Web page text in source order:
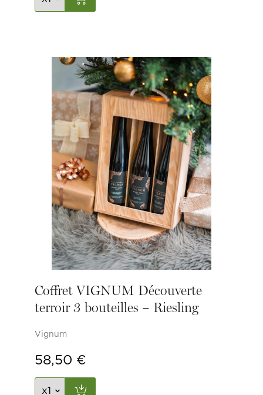
Coffret VIGNUM Découverte
terroir 3 bouteilles – Riesling
Vignum
58,50 €